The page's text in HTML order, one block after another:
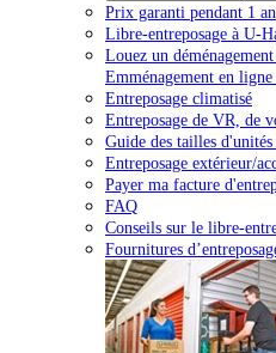
Prix garanti pendant 1 an
Libre-entreposage à U-
Louez un
Emménagement en
Entreposage climatisé
Entreposage de VR, de
Guide des tailles
Entreposage extérieur/
Payer ma facture
FAQ
Conseils sur le libre-
Fournitures